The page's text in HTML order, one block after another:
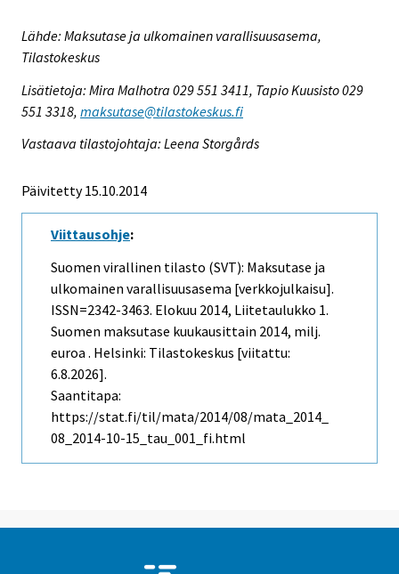
Lähde: Maksutase ja ulkomainen varallisuusasema,
Tilastokeskus
Lisätietoja: Mira Malhotra 029 551 3411, Tapio Kuusisto 029
551 3318, maksutase@tilastokeskus.fi
Vastaava tilastojohtaja: Leena Storgårds
Päivitetty 15.10.2014
Viittausohje:
Suomen virallinen tilasto (SVT): Maksutase ja
ulkomainen varallisuusasema [verkkojulkaisu].
ISSN=2342-3463. Elokuu 2014, Liitetaulukko 1.
Suomen maksutase kuukausittain 2014, milj.
euroa . Helsinki: Tilastokeskus [viitattu:
6.8.2026].
Saantitapa:
https://stat.fi/til/mata/2014/08/mata_2014_
08_2014-10-15_tau_001_fi.html